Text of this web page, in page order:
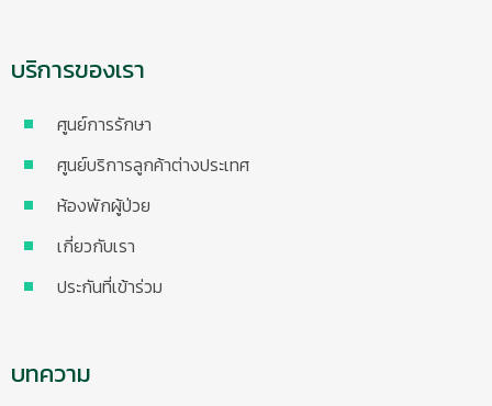
บริการของเรา
ศูนย์การรักษา
ศูนย์บริการลูกค้าต่างประเทศ
ห้องพักผู้ป่วย
เกี่ยวกับเรา
ประกันที่เข้าร่วม
บทความ